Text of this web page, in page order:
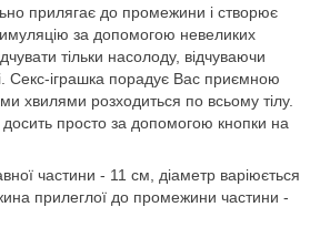
прилягає до промежини і створює
за допомогою невеликих
тільки насолоду, відчуваючи
Секс-іграшка порадує Вас приємною
хвилями розходиться по всьому тілу.
просто за допомогою кнопки на
частини - 11 см, діаметр варіюється
прилеглої до промежини частини -